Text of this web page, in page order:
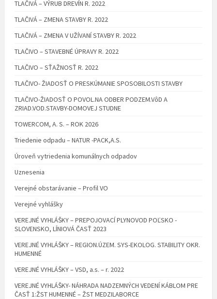
TLAČIVÁ – VÝRUB DREVÍN R. 2022
TLAČIVÁ – ZMENA STAVBY R. 2022
TLAČIVÁ – ZMENA V UŽÍVANÍ STAVBY R. 2022
TLAČIVO – STAVEBNÉ ÚPRAVY R. 2022
TLAČIVO – SŤAŽNOSŤ R. 2022
TLAČIVO- ŽIADOSŤ O PRESKÚMANIE SPOSOBILOSTI STAVBY
TLAČIVO-ŽIADOSŤ O POVOL.NA ODBER PODZEM.VôD A
ZRIAD.VOD.STAVBY-DOMOVEJ STUDNE
TOWERCOM, A. S. – ROK 2026
Triedenie odpadu – NATUR -PACK,A.S.
Úroveň vytriedenia komunálnych odpadov
Uznesenia
Verejné obstarávanie – Profil VO
Verejné vyhlášky
VEREJNÉ VYHLÁŠKY – PREPOJOVACÍ PLYNOVOD POĽSKO -
SLOVENSKO, LÍNIOVÁ ČASŤ 2023
VEREJNÉ VYHLÁŠKY – REGION.ÚZEM. SYS-EKOLOG. STABILITY OKR.
HUMENNÉ
VEREJNÉ VYHLÁŠKY – VSD, a.s. – r. 2022
VEREJNÉ VYHLÁŠKY- NÁHRADA NADZEMNÝCH VEDENÍ KÁBLOM PRE
ČASŤ 1:ŽST HUMENNÉ – ŽST MEDZILABORCE